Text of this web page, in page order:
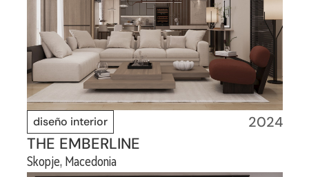
diseño interior 2024
THE EMBERLINE
Skopje, Macedonia